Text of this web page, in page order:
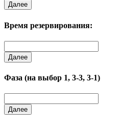
Далее
Время резервирования:
Далее
Фаза (на выбор 1, 3-3, 3-1)
Далее